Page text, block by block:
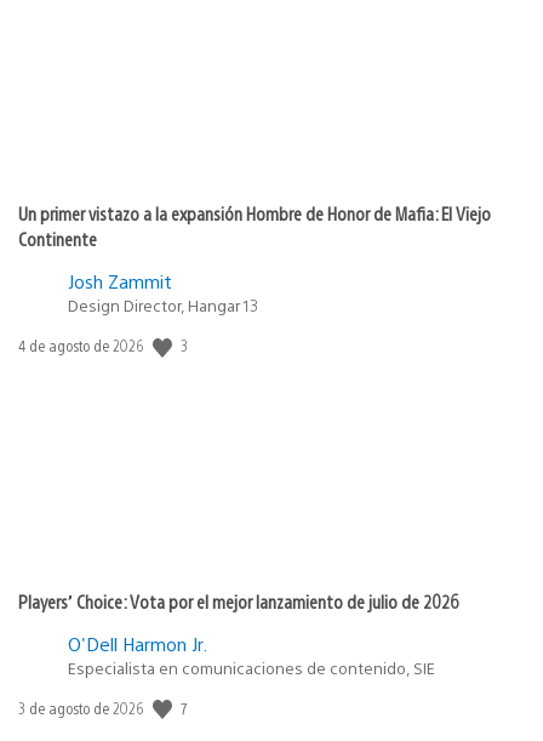
Un primer vistazo a la expansión Hombre de Honor de Mafia: El Viejo
Continente
Josh Zammit
Design Director, Hangar 13
Fecha
4 de agosto de 2026 3
Players’ Choice: Vota por el mejor lanzamiento de julio de 2026
O'Dell Harmon Jr.
Especialista en comunicaciones de contenido, SIE
Fecha
3 de agosto de 2026 7